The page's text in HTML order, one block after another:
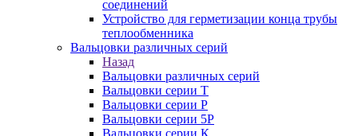
соединений
Устройство для герметизации конца трубы
теплообменника
Вальцовки различных серий
Назад
Вальцовки различных серий
Вальцовки серии Т
Вальцовки серии Р
Вальцовки серии 5Р
Вальцовки серии К